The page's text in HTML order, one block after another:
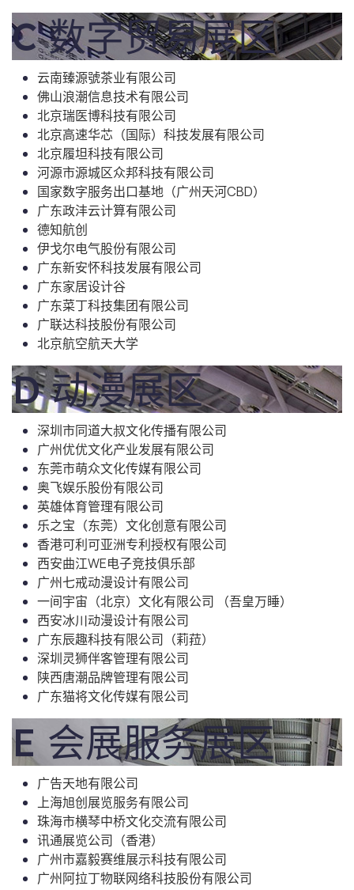
C 数字贸易展区
云南臻源號茶业有限公司
佛山浪潮信息技术有限公司
北京瑞医博科技有限公司
北京高速华芯（国际）科技发展有限公司
北京履坦科技有限公司
河源市源城区众邦科技有限公司
国家数字服务出口基地（广州天河CBD）
广东政沣云计算有限公司
德知航创
伊戈尔电气股份有限公司
广东新安怀科技发展有限公司
广东家居设计谷
广东菜丁科技集团有限公司
广联达科技股份有限公司
北京航空航天大学
D 动漫展区
深圳市同道大叔文化传播有限公司
广州优优文化产业发展有限公司
东莞市萌众文化传媒有限公司
奥飞娱乐股份有限公司
英雄体育管理有限公司
乐之宝（东莞）文化创意有限公司
香港可利可亚洲专利授权有限公司
西安曲江WE电子竞技俱乐部
广州七戒动漫设计有限公司
一间宇宙（北京）文化有限公司 （吾皇万睡）
西安冰川动漫设计有限公司
广东辰趣科技有限公司（莉菈）
深圳灵狮伴客管理有限公司
陕西唐潮品牌管理有限公司
广东猫将文化传媒有限公司
E 会展服务展区
广告天地有限公司
上海旭创展览服务有限公司
珠海市横琴中桥文化交流有限公司
讯通展览公司（香港）
广州市嘉毅赛维展示科技有限公司
广州阿拉丁物联网络科技股份有限公司